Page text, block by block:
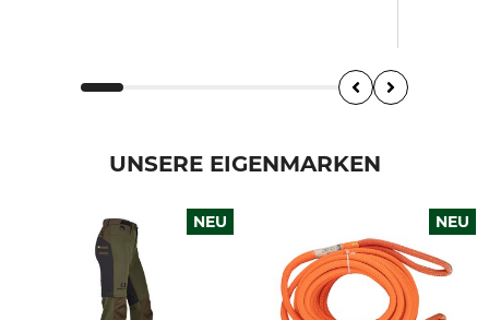
UNSERE EIGENMARKEN
NEU NEU